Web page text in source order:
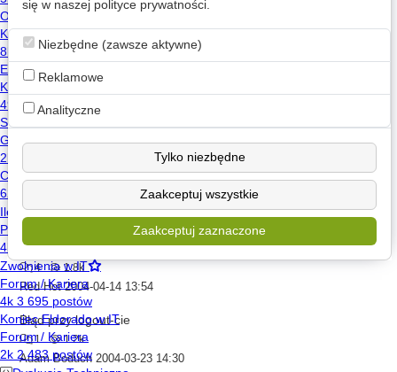
Nowy wątek
CVS juz dziala!
Embraced 2004-04-07 15:19
Problem z avatarem
Sasik 2004-03-28 21:20
Włamania :(((((((((
4 1.8k
Red Hot 2004-04-14 13:54
Błąd przy logout-cie
1 1.2k
Adam Boduch 2004-03-23 14:30
się w naszej polityce prywatności.
Niezbędne (zawsze aktywne)
Reklamowe
Analityczne
Tylko niezbędne
Zaakceptuj wszystkie
Zaakceptuj zaznaczone